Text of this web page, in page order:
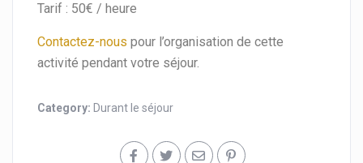
Tarif : 50€ / heure
Contactez-nous pour l’organisation de cette
activité pendant votre séjour.
Category: Durant le séjour